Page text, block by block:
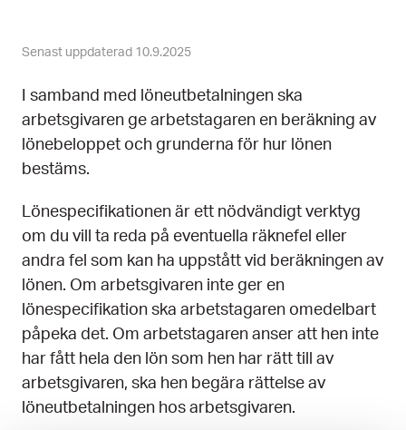
Senast uppdaterad 10.9.2025
I samband med löneutbetalningen ska
arbetsgivaren ge arbetstagaren en beräkning av
lönebeloppet och grunderna för hur lönen
bestäms.
Lönespecifikationen är ett nödvändigt verktyg
om du vill ta reda på eventuella räknefel eller
andra fel som kan ha uppstått vid beräkningen av
lönen. Om arbetsgivaren inte ger en
lönespecifikation ska arbetstagaren omedelbart
påpeka det. Om arbetstagaren anser att hen inte
har fått hela den lön som hen har rätt till av
arbetsgivaren, ska hen begära rättelse av
löneutbetalningen hos arbetsgivaren.